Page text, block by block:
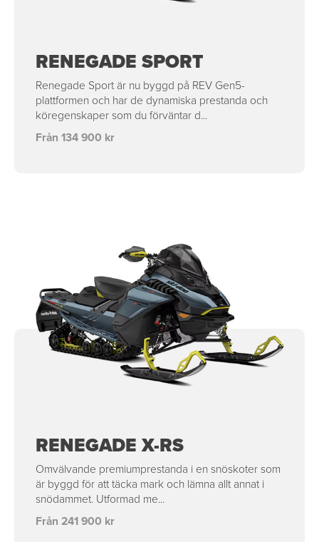
RENEGADE SPORT
Renegade Sport är nu byggd på REV Gen5-
plattformen och har de dynamiska prestanda och
köregenskaper som du förväntar d...
Från 134 900 kr
RENEGADE X-RS
Omvälvande premiumprestanda i en snöskoter som
är byggd för att täcka mark och lämna allt annat i
snödammet. Utformad me...
Från 241 900 kr